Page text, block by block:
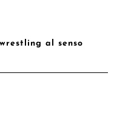
al senso